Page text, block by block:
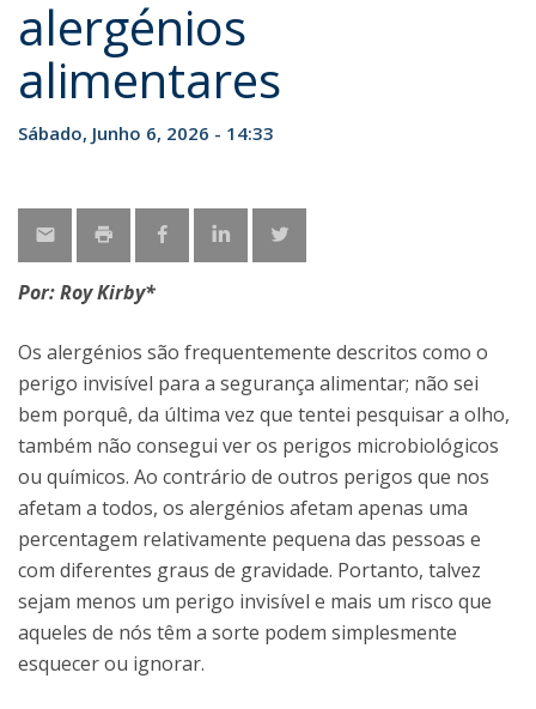
alergénios
alimentares
Sábado, Junho 6, 2026 - 14:33
Por: Roy Kirby*
Os alergénios são frequentemente descritos como o
perigo invisível para a segurança alimentar; não sei
bem porquê, da última vez que tentei pesquisar a olho,
também não consegui ver os perigos microbiológicos
ou químicos. Ao contrário de outros perigos que nos
afetam a todos, os alergénios afetam apenas uma
percentagem relativamente pequena das pessoas e
com diferentes graus de gravidade. Portanto, talvez
sejam menos um perigo invisível e mais um risco que
aqueles de nós têm a sorte podem simplesmente
esquecer ou ignorar.